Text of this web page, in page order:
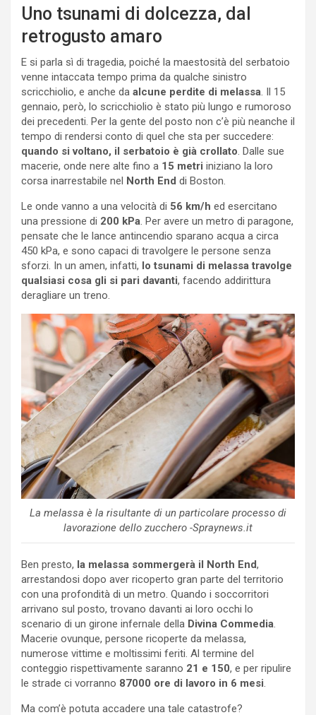
Uno tsunami di dolcezza, dal
retrogusto amaro
E si parla sì di tragedia, poiché la maestosità del serbatoio
venne intaccata tempo prima da qualche sinistro
scricchiolio, e anche da alcune perdite di melassa. Il 15
gennaio, però, lo scricchiolio è stato più lungo e rumoroso
dei precedenti. Per la gente del posto non c’è più neanche il
tempo di rendersi conto di quel che sta per succedere:
quando si voltano, il serbatoio è già crollato. Dalle sue
macerie, onde nere alte fino a 15 metri iniziano la loro
corsa inarrestabile nel
North End di Boston.
Le onde vanno a una velocità di 56 km/h ed esercitano
una pressione di 200 kPa. Per avere un metro di paragone,
pensate che le lance antincendio sparano acqua a circa
450 kPa, e sono capaci di travolgere le persone senza
sforzi. In un amen, infatti, lo tsunami di melassa travolge
qualsiasi cosa gli si pari davanti, facendo addirittura
deragliare un treno.
La melassa è la risultante di un particolare processo di
lavorazione dello zucchero -Spraynews.it
Ben presto, la melassa sommergerà il North End,
arrestandosi dopo aver ricoperto gran parte del territorio
con una profondità di un metro. Quando i soccorritori
arrivano sul posto, trovano davanti ai loro occhi lo
scenario di un girone infernale della Divina Commedia.
Macerie ovunque, persone ricoperte da melassa,
numerose vittime e moltissimi feriti. Al termine del
conteggio rispettivamente saranno 21 e 150, e per ripulire
le strade ci vorranno 87000 ore di lavoro in 6 mesi.
Ma com’è potuta accadere una tale catastrofe?